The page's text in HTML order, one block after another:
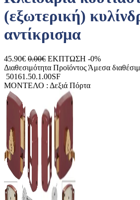
(εξωτερική)
αντίκρισμα
45.90€ 0.00€ ΕΚΠΤΩΣΗ -0%
Διαθεσιμότητα Προϊόντος Άμεσα
50161.50.1.00SF
ΜΟΝΤΕΛΟ : Δεξιά Πόρτα